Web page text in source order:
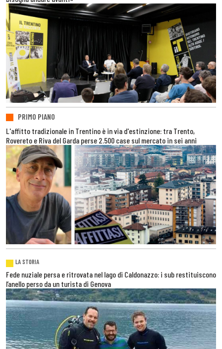
PRIMO PIANO
L'affitto tradizionale in Trentino è in via d'estinzione: tra Trento,
Rovereto e Riva del Garda perse 2.500 case sul mercato in sei anni
LA STORIA
Fede nuziale persa e ritrovata nel lago di Caldonazzo: i sub restituiscono
l’anello perso da un turista di Genova